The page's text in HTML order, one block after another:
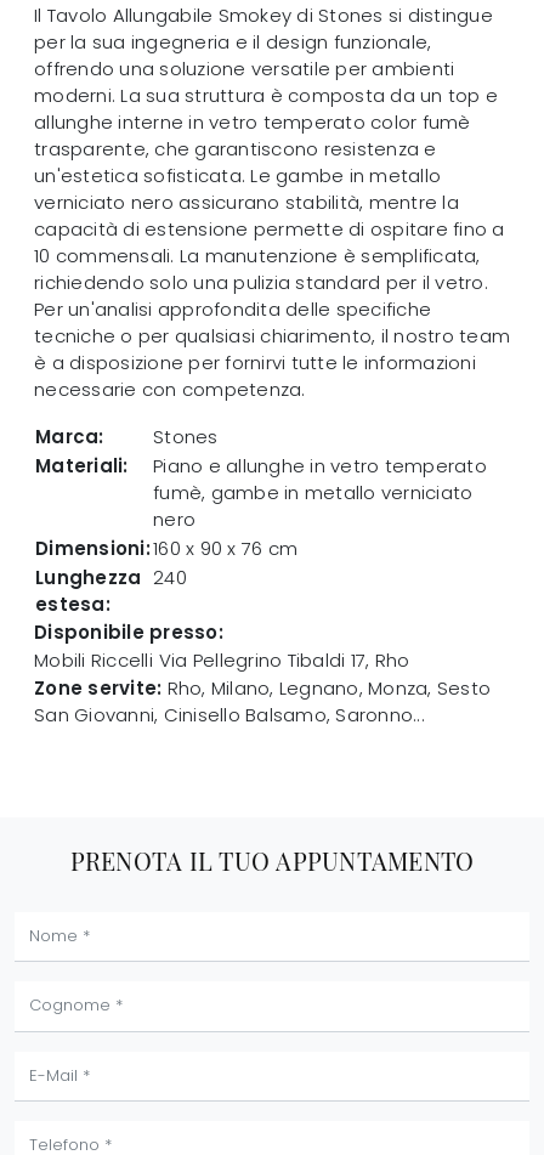
Il Tavolo Allungabile Smokey di Stones si distingue
per la sua ingegneria e il design funzionale,
offrendo una soluzione versatile per ambienti
moderni. La sua struttura è composta da un top e
allunghe interne in vetro temperato color fumè
trasparente, che garantiscono resistenza e
un'estetica sofisticata. Le gambe in metallo
verniciato nero assicurano stabilità, mentre la
capacità di estensione permette di ospitare fino a
10 commensali. La manutenzione è semplificata,
richiedendo solo una pulizia standard per il vetro.
Per un'analisi approfondita delle specifiche
tecniche o per qualsiasi chiarimento, il nostro team
è a disposizione per fornirvi tutte le informazioni
necessarie con competenza.
Marca:
Stones
Materiali:
Piano e allunghe in vetro temperato
fumè, gambe in metallo verniciato
nero
Dimensioni:160 x 90 x 76 cm
Lunghezza
estesa:
240
Disponibile presso:
Mobili Riccelli Via Pellegrino Tibaldi 17, Rho
Zone servite: Rho, Milano, Legnano, Monza, Sesto
San Giovanni, Cinisello Balsamo, Saronno...
PRENOTA IL TUO APPUNTAMENTO